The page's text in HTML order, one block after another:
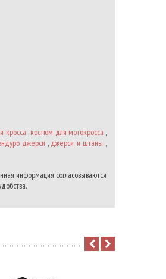
кросса ,костюм для мотокросса ,
джерси , джерси и штаны ,
информация согласовываются